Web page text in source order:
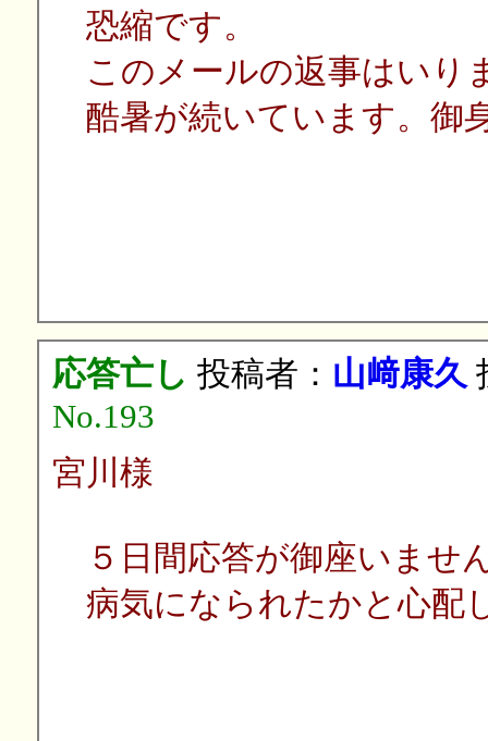
恐縮です。
このメールの返事はいり
酷暑が続いています。御
応答亡し 投稿者： 山﨑康久
No.193
宮川様
５日間応答が御座いませ
病気になられたかと心配